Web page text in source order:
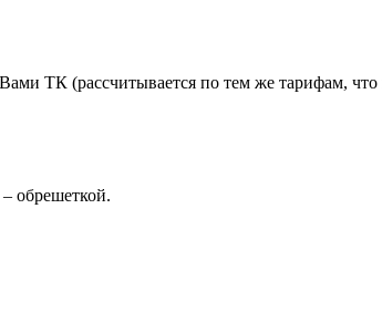
ТК (рассчитывается по тем же тарифам,
обрешеткой.